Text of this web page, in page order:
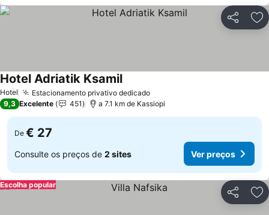
Partilhar
Hotel Estacionamento privativo dedicado
Hotel Adriatik Ksamil
9,3 Excelente 451 a 7.1 km de Kassiopi
De € 27
Consulte os preços de 2 sites Ver preços
Partilhar
Escolha popular